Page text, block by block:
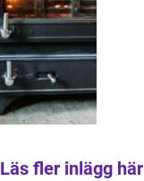
Läs fler inlägg här